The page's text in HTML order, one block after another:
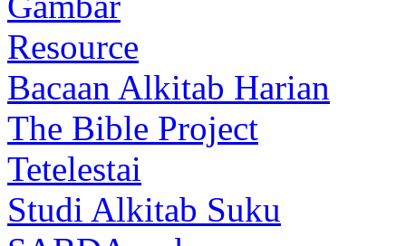
Resource
Bacaan Alkitab Harian
The Bible Project
Tetelestai
Studi Alkitab Suku